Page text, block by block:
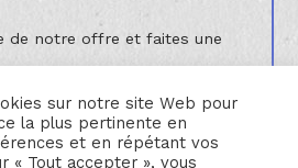
de notre offre et faites une
Je découvre
sur notre site Web pour
la plus pertinente en
et en répétant vos
« Tout accepter », vous